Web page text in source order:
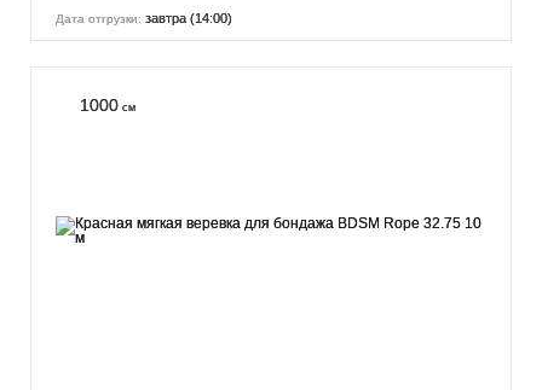
Дата отгрузки: завтра (14:00)
1000 см